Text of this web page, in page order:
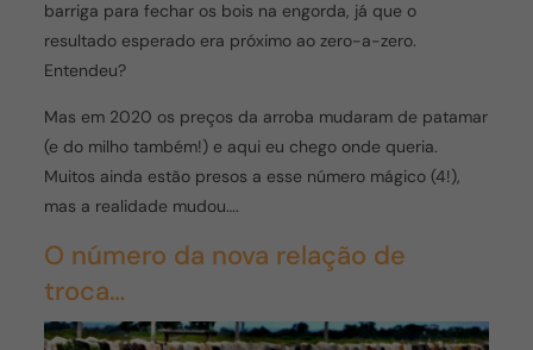
barriga para fechar os bois na engorda, já que o
resultado esperado era próximo ao zero-a-zero.
Entendeu?
Mas em 2020 os preços da arroba mudaram de patamar
(e do milho também!) e aqui eu chego onde queria.
Muitos ainda estão presos a esse número mágico (4!),
mas a realidade mudou….
O número da nova relação de
troca…